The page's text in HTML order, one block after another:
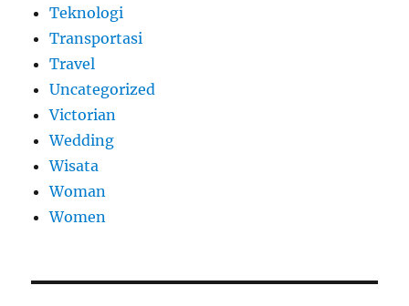
Teknologi
Transportasi
Travel
Uncategorized
Victorian
Wedding
Wisata
Woman
Women